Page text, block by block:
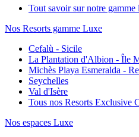
Tout savoir sur notre gamme
Nos Resorts gamme Luxe
Cefalù - Sicile
La Plantation d'Albion - Île
Michès Playa Esmeralda -
Seychelles
Val d'Isère
Tous nos Resorts Exclusive
Nos espaces Luxe